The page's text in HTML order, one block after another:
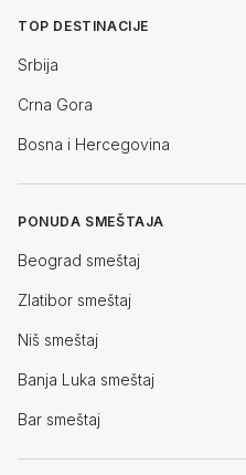
TOP DESTINACIJE
Srbija
Crna Gora
Bosna i Hercegovina
PONUDA SMEŠTAJA
Beograd smeštaj
Zlatibor smeštaj
Niš smeštaj
Banja Luka smeštaj
Bar smeštaj